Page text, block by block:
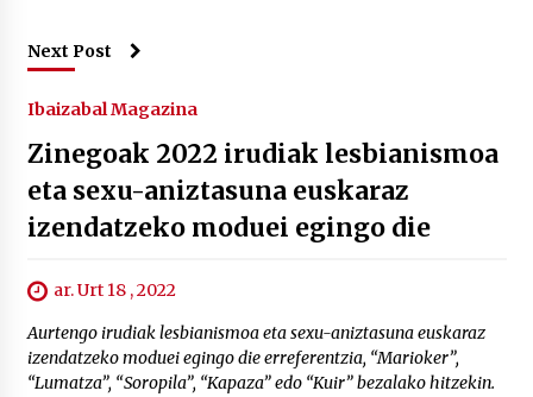
Next Post
Ibaizabal Magazina
Zinegoak 2022 irudiak lesbianismoa
eta sexu-aniztasuna euskaraz
izendatzeko moduei egingo die
ar. Urt 18 , 2022
Aurtengo irudiak lesbianismoa eta sexu-aniztasuna euskaraz
izendatzeko moduei egingo die erreferentzia, “Marioker”,
“Lumatza”, “Soropila”, “Kapaza” edo “Kuir” bezalako hitzekin.